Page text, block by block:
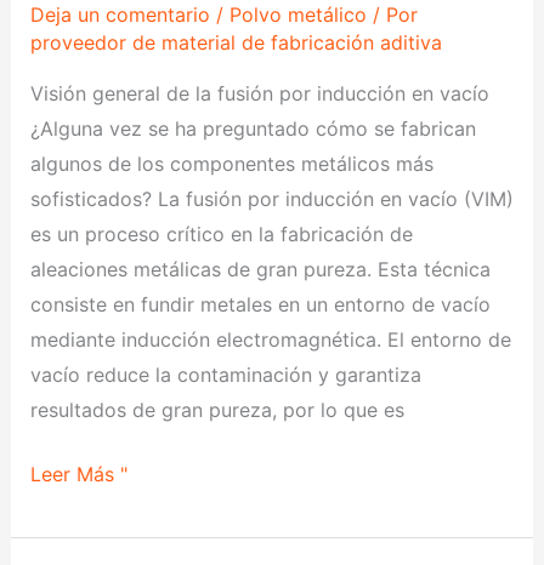
Deja un comentario / Polvo metálico / Por
proveedor de material de fabricación aditiva
Visión general de la fusión por inducción en vacío
¿Alguna vez se ha preguntado cómo se fabrican
algunos de los componentes metálicos más
sofisticados? La fusión por inducción en vacío (VIM)
es un proceso crítico en la fabricación de
aleaciones metálicas de gran pureza. Esta técnica
consiste en fundir metales en un entorno de vacío
mediante inducción electromagnética. El entorno de
vacío reduce la contaminación y garantiza
resultados de gran pureza, por lo que es
inducción
vacío
Leer Más "